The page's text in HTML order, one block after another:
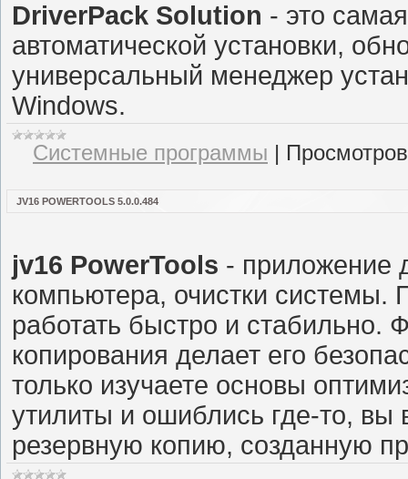
DriverPack Solution - это
автоматической установки,
универсальный менеджер
Windows.
Системные программы |
JV16 POWERTOOLS 5.0.0.484
jv16 PowerTools - приложение
компьютера, очистки системы.
работать быстро и стабильно.
копирования делает его
только изучаете основы
утилиты и ошиблись где-то, вы
резервную копию, созданную